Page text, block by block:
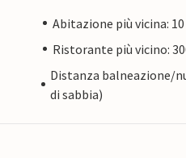
Abitazione più vicina:
Ristorante più vicino:
Distanza balneazione/
di sabbia)